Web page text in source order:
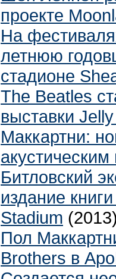
проекте
На
летнюю
стадионе
The Beatles
выставки
Маккартни:
Битловский
издание
Stadium
Пол
Brothers в